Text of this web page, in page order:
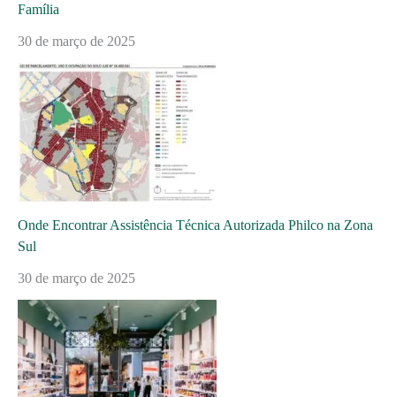
Família
30 de março de 2025
Onde Encontrar Assistência Técnica Autorizada Philco na Zona
Sul
30 de março de 2025